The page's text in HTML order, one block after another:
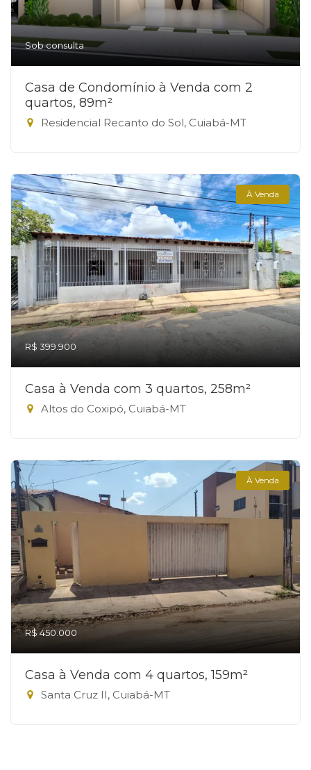
Sob consulta
Casa de Condomínio à Venda com 2
quartos, 89m²
Residencial Recanto do Sol, Cuiabá-MT
À Venda
R$ 399.900
Casa à Venda com 3 quartos, 258m²
Altos do Coxipó, Cuiabá-MT
À Venda
R$ 450.000
Casa à Venda com 4 quartos, 159m²
Santa Cruz II, Cuiabá-MT